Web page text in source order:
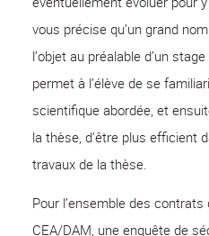
vous précise qu’un grand
l’objet au préalable d’un
permet à l’élève de se
scientifique abordée, et
la thèse, d’être plus efficient
travaux de la thèse.
Pour l’ensemble des
CEA/DAM, une enquête de